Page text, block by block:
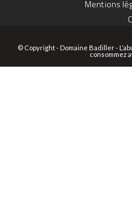
Mentions
© Copyright - Domaine Badiller -
consommez